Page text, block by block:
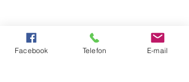
Facebook Telefon E-mail